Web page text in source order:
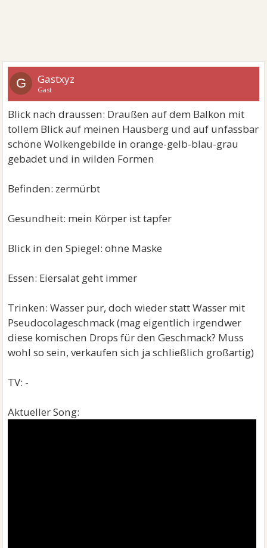
G Gastxyz
Gast
Blick nach draussen: Draußen auf dem Balkon mit
tollem Blick auf meinen Hausberg und auf unfassbar
schöne Wolkengebilde in orange-gelb-blau-grau
gebadet und in wilden Formen
Befinden: zermürbt
Gesundheit: mein Körper ist tapfer
Blick in den Spiegel: ohne Maske
Essen: Eiersalat geht immer
Trinken: Wasser pur, doch wieder statt Wasser mit
Pseudocolageschmack (mag eigentlich irgendwer
diese komischen Drops für den Geschmack? Muss
wohl so sein, verkaufen sich ja schließlich großartig)
TV: -
Aktueller Song: